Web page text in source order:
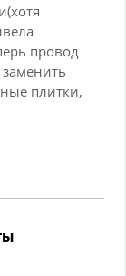
провод
плитки,